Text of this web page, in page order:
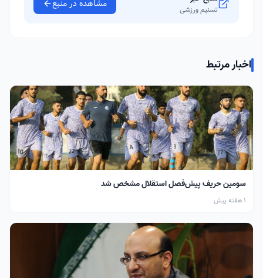
تسنیم ورزشی مشاهده در منبع
اخبار مرتبط
سومین حریف پیش‌فصل استقلال مشخص شد
1 هفته پیش